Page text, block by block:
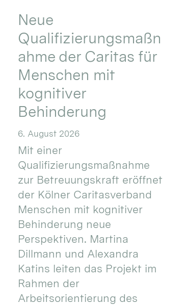
Neue
Qualifizierungsmaßn
ahme der Caritas für
Menschen mit
kognitiver
Behinderung
6. August 2026
Mit einer
Qualifizierungsmaßnahme
zur Betreuungskraft eröffnet
der Kölner Caritasverband
Menschen mit kognitiver
Behinderung neue
Perspektiven. Martina
Dillmann und Alexandra
Katins leiten das Projekt im
Rahmen der
Arbeitsorientierung des